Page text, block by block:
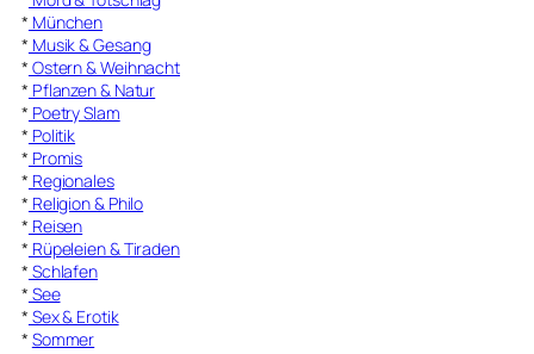
* München
* Musik & Gesang
* Ostern & Weihnacht
* Pflanzen & Natur
* Poetry Slam
* Politik
* Promis
* Regionales
* Religion & Philo
* Reisen
* Rüpeleien & Tiraden
* Schlafen
* See
* Sex & Erotik
* Sommer